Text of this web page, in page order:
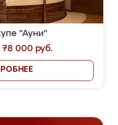
"Ауни"
78 000 руб.